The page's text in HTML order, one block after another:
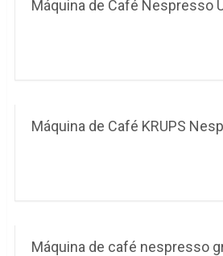
Máquina de Café Nespresso
Máquina de Café KRUPS
Máquina de café nespresso